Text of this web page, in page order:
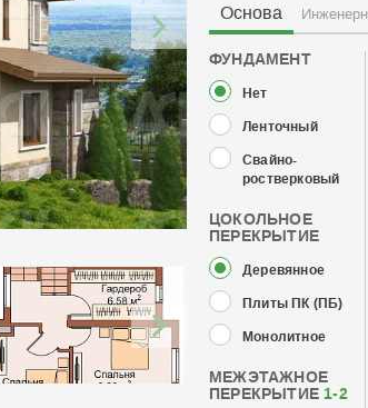
Основа
ФУНДАМЕНТ
Нет
Ленточный
Свайно-
ростверковый
ЦОКОЛЬНОЕ
ПЕРЕКРЫТИЕ
Деревянное
Плиты ПК (ПБ)
Монолитное
МЕЖЭТАЖНОЕ
ПЕРЕКРЫТИЕ 1-2